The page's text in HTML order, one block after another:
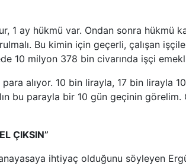
1 ay hükmü var. Ondan sonra hükmü
Bu kimin için geçerli, çalışan
10 milyon 378 bin civarında işçi
alıyor. 10 bin lirayla, 17 bin lirayla
bu parayla bir 10 gün geçinin görelim.
ÇIKSIN”
ihtiyaç olduğunu söyleyen